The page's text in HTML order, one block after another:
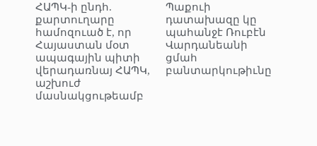
ՀԱՊԿ-ի ընդհ.
քարտուղարը
համոզուած է, որ
Հայաստան մօտ
ապագային պիտի
վերադառնայ ՀԱՊԿ,
աշխուժ
մասնակցութեամբ
Պաքուի
դատախազը կը
պահանջէ Ռուբէն
Վարդանեանի
ցմահ
բանտարկութիւնը